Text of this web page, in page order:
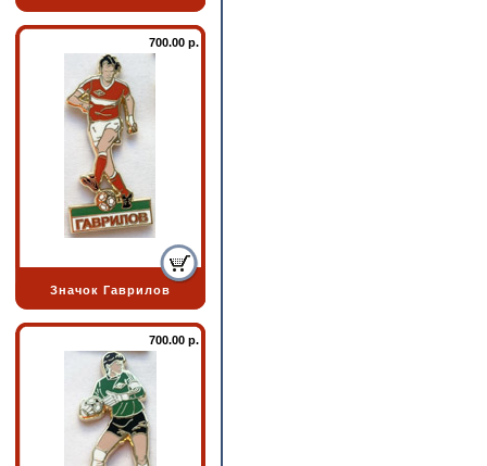
700.00 р.
Значок Гаврилов
700.00 р.